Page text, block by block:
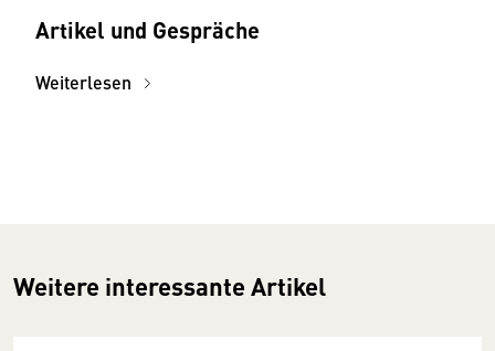
Artikel und Gespräche
Weiterlesen
Weitere interessante Artikel